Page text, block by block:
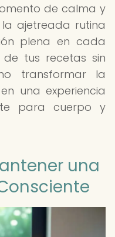
de calma y
ajetreada rutina
plena en cada
tus recetas sin
transformar la
una experiencia
para cuerpo y
una